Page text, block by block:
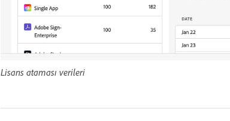
Lisans ataması verileri